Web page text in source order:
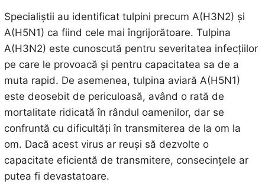
Specialiștii au identificat tulpini precum A(H3N2) și
A(H5N1) ca fiind cele mai îngrijorătoare. Tulpina
A(H3N2) este cunoscută pentru severitatea infecțiilor
pe care le provoacă și pentru capacitatea sa de a
muta rapid. De asemenea, tulpina aviară A(H5N1)
este deosebit de periculoasă, având o rată de
mortalitate ridicată în rândul oamenilor, dar se
confruntă cu dificultăți în transmiterea de la om la
om. Dacă acest virus ar reuși să dezvolte o
capacitate eficientă de transmitere, consecințele ar
putea fi devastatoare.